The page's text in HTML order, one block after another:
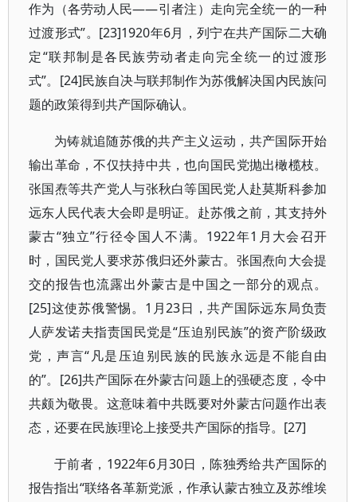
作为（各劳动人民——引者注）走向完全统一的一种
过渡形式”。[23]1920年6月，列宁在共产国际二大确
定“联邦制是各民族劳动者走向完全统一的过渡形
式”。[24]民族自决与联邦制作为苏俄解决国内民族问
题的政策得到共产国际确认。
为铸就追随苏俄的共产主义运动，共产国际开始
输出革命，不仅扶持中共，也向国民党抛出橄榄枝。
张国焘等共产党人与张秋白等国民党人赴莫斯科参加
远东人民代表大会即是明证。赴苏俄之前，其支持外
蒙古“独立”行径令国人不满。1922年1月大会召开
时，国民党人要求苏俄归还外蒙古。张国焘向大会提
交的报告也流露出外蒙古是中国之一部分的观点。
[25]这使苏俄警惕。1月23日，共产国际远东局负责
人萨发诺夫指责国民党是“压迫别民族”的资产阶级政
党，声言“凡是压迫别民族的民族永远是不能自由
的”。[26]共产国际在外蒙古问题上的强硬态度，令中
共颇为敬畏。这意味着中共既要对外蒙古问题作出表
态，还要在民族理论上接受共产国际的指导。[27]
于前者，1922年6月30日，陈独秀给共产国际的
报告指出“联络各革新党派，作承认蒙古独立及苏维埃